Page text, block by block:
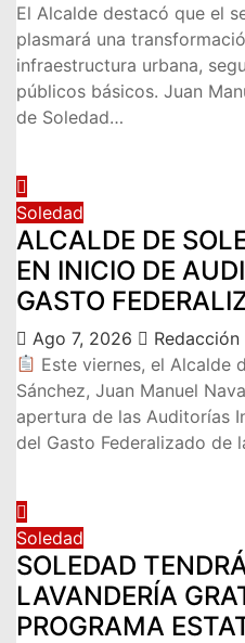
El Alcalde destacó que el
plasmará una
infraestructura urbana,
públicos básicos. Juan
de Soledad…
Soledad
ALCALDE DE
EN INICIO DE
GASTO
Ago 7, 2026
Redacción
Este viernes, el Alcalde
Sánchez, Juan Manuel
apertura de las Auditorías
del Gasto Federalizado de
Soledad
SOLEDAD
LAVANDERÍA
PROGRAMA